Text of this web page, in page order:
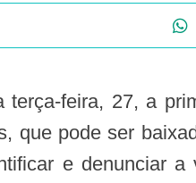
que pode ser
e denunciar a